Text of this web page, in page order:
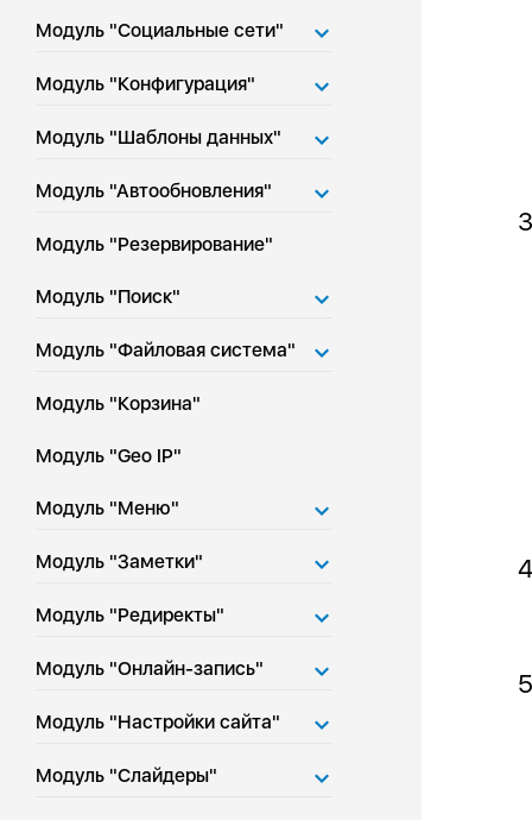
Модуль "Социальные сети"
Модуль "Конфигурация"
Модуль "Шаблоны данных"
Модуль "Автообновления"
Модуль "Резервирование"
Модуль "Поиск"
Модуль "Файловая система"
Модуль "Корзина"
Модуль "Geo IP"
Модуль "Меню"
Модуль "Заметки"
Модуль "Редиректы"
Модуль "Онлайн-запись"
Модуль "Настройки сайта"
Модуль "Слайдеры"